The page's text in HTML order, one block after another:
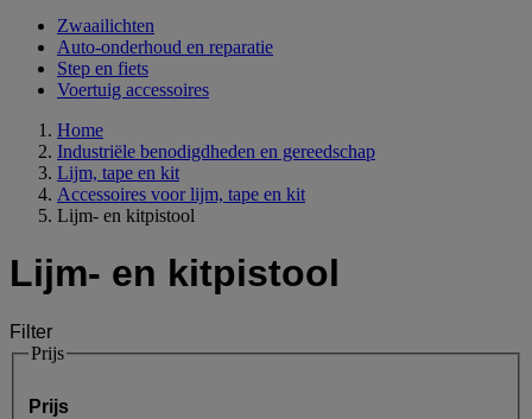
Zwaailichten
Auto-onderhoud en reparatie
Step en fiets
Voertuig accessoires
Home
Industriële benodigdheden en gereedschap
Lijm, tape en kit
Accessoires voor lijm, tape en kit
Lijm- en kitpistool
Lijm- en kitpistool
Filter
Prijs
Prijs